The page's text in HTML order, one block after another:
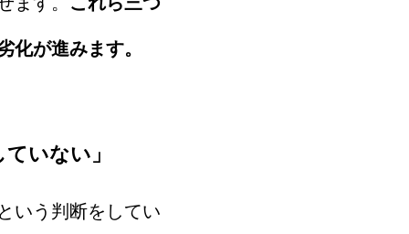
化が進みます。
いない」
いう判断をしてい